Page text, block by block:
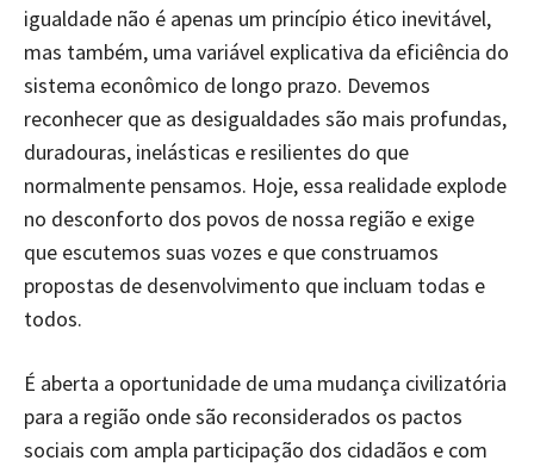
igualdade não é apenas um princípio ético inevitável,
mas também, uma variável explicativa da eficiência do
sistema econômico de longo prazo. Devemos
reconhecer que as desigualdades são mais profundas,
duradouras, inelásticas e resilientes do que
normalmente pensamos. Hoje, essa realidade explode
no desconforto dos povos de nossa região e exige
que escutemos suas vozes e que construamos
propostas de desenvolvimento que incluam todas e
todos.
É aberta a oportunidade de uma mudança civilizatória
para a região onde são reconsiderados os pactos
sociais com ampla participação dos cidadãos e com